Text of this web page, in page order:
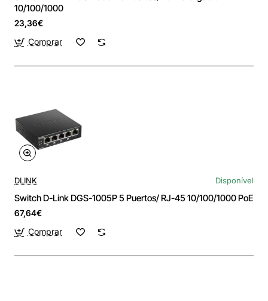
10/100/1000
23,36€
Comprar
DLINK Disponível
Switch D-Link DGS-1005P 5 Puertos/ RJ-45 10/100/1000 PoE
67,64€
Comprar